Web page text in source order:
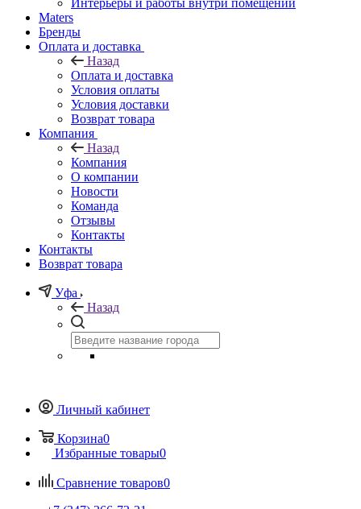
Интерьеры и работы внутри помещений
Maters
Бренды
Оплата и доставка
Назад
Оплата и доставка
Условия оплаты
Условия доставки
Возврат товара
Компания
Назад
Компания
О компании
Новости
Команда
Отзывы
Контакты
Контакты
Возврат товара
Уфа
Назад
Личный кабинет
Корзина0
Избранные товары0
Сравнение товаров0